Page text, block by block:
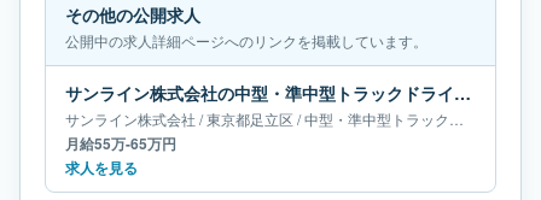
その他の公開求人
公開中の求人詳細ページへのリンクを掲載しています。
サンライン株式会社の中型・準中型トラックドライバー求人｜東京都足立区｜月給55万-65万円
サンライン株式会社 /東京都足立区 /中型・準中型トラックドライバー
月給55万-65万円
求人を見る